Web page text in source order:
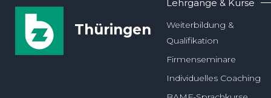
Thüringen
Lehrgänge & Kurse
Weiterbildung &
Qualifikation
Firmenseminare
Individuelles Coaching